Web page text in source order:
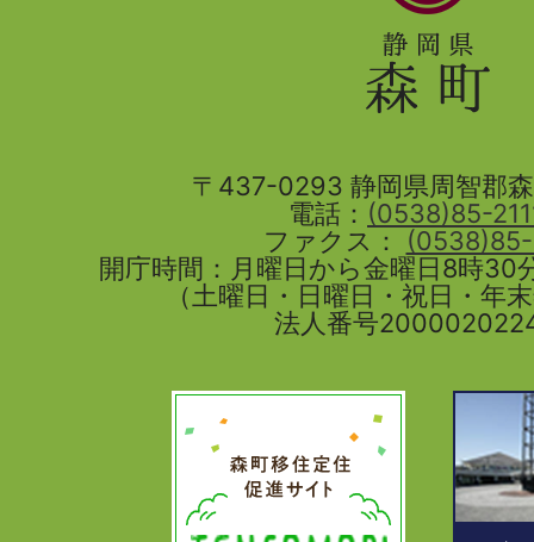
県
森
町
〒437-0293 静岡県周智郡
電話： (0538)85-
ファクス：
開庁時間：月曜日から金曜日8時30
（土曜日・日曜日・祝日・年
法人番号